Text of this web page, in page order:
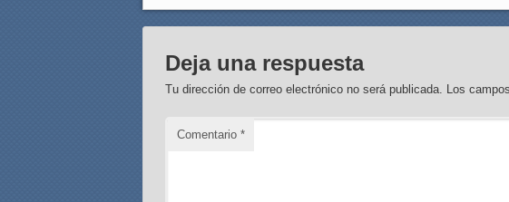
Deja una respuesta
Tu dirección de correo electrónico no será publicada. Los
Comentario*